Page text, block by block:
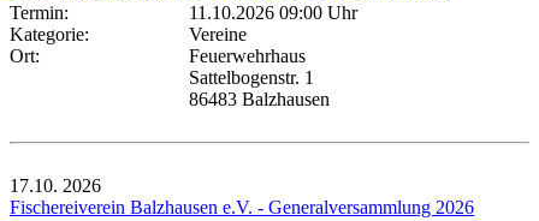
Termin:
11.10.2026 09:00 Uhr
Kategorie:
Vereine
Ort:
Feuerwehrhaus
Sattelbogenstr. 1
86483 Balzhausen
17.10. 2026
Fischereiverein Balzhausen e.V. - Generalversammlung 2026